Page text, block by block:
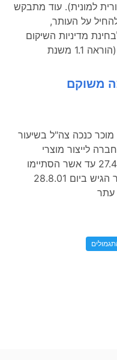
(השתתפות ברכישת רישיון זכות ציבורית למונית). עוד מתבקש
על העותר,
מדיניות השיקום
משנת
משוקם
ליבנה המערער, מוכר כנכה צה"ל בשיעור
חברה לייצור מוצרי
טקסטיל (להלן גם החברה) מיום 27.4.91 עד אשר הסתיימו
יחסי העבודה ביום 13.5.01. המערער הגיש ביום 28.8.01
עתר